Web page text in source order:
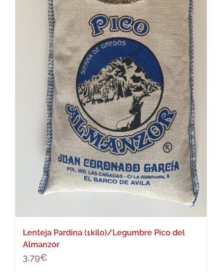
Lenteja Pardina (1kilo)/Legumbre Pico del
Almanzor
3,79€